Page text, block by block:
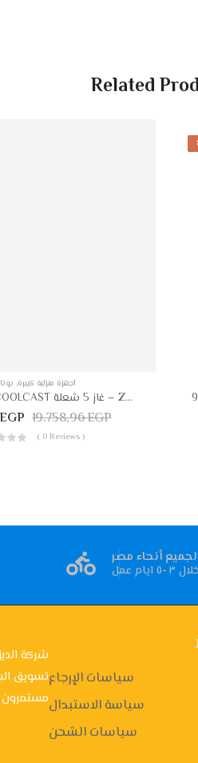
Related
أجهزة منزلية كبيرة,
بوتاجاز زانوسي COOLCAST غاز 5 شعلة – ZCG91236XA
EGP 19.758,96EGP
( 0 Reviews )
أنحاء مصر
خلال ٣ -٥ ايام عمل
شركة
تسويق
مستمرون
سياسات الإرجاع
سياسة الاستبدال
سياسات الشحن